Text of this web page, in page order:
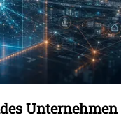
Unternehmen